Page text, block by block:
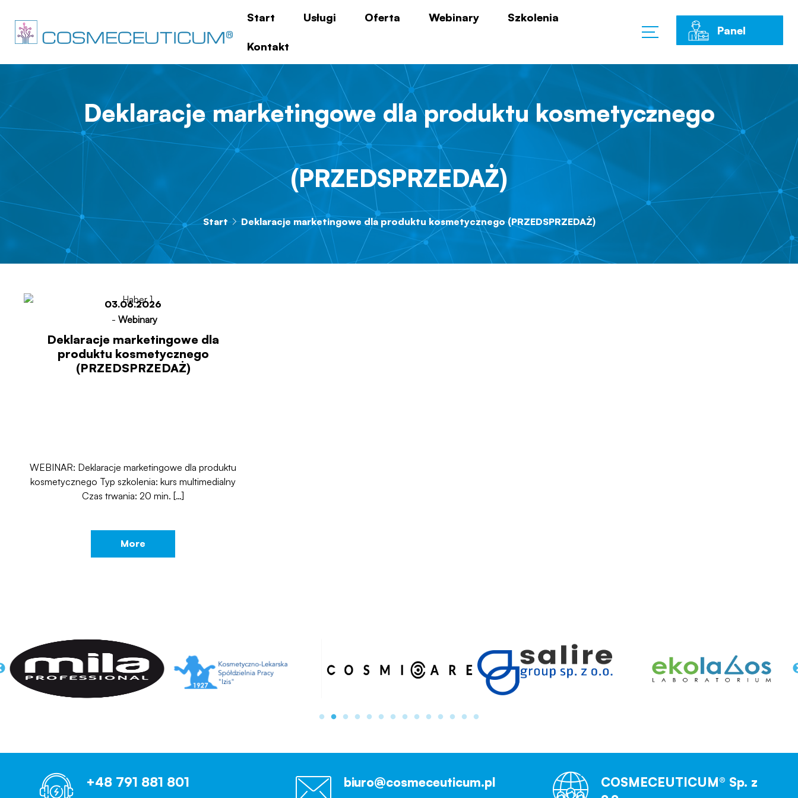
Start Usługi Oferta Webinary Szkolenia
Kontakt
Panel
Deklaracje marketingowe dla produktu kosmetycznego
(PRZEDSPRZEDAŻ)
Start Deklaracje marketingowe dla produktu kosmetycznego (PRZEDSPRZEDAŻ)
03.06.2026
- Webinary
Deklaracje marketingowe dla
produktu kosmetycznego
(PRZEDSPRZEDAŻ)
WEBINAR: Deklaracje marketingowe dla produktu
kosmetycznego Typ szkolenia: kurs multimedialny
Czas trwania: 20 min. […]
More
+48 791 881 801 biuro@cosmeceuticum.pl
COSMECEUTICUM® Sp. z